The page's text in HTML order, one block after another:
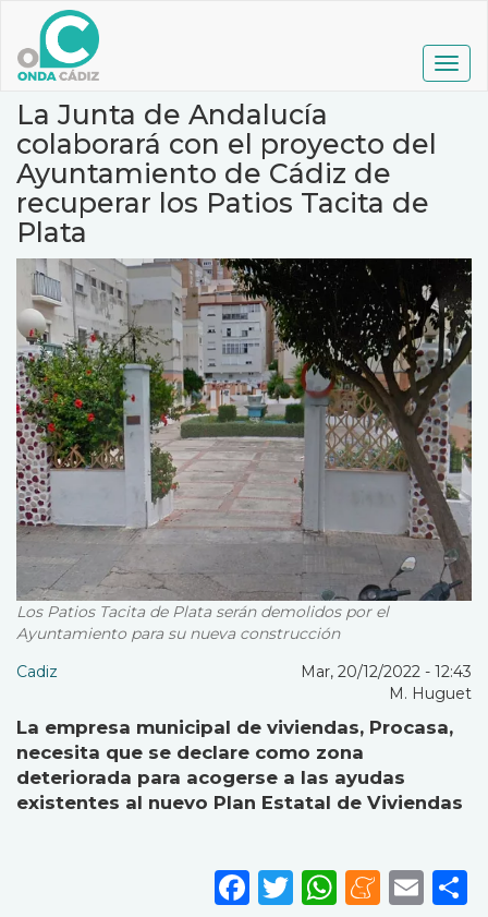
contenido
principal
La Junta de Andalucía
colaborará con el proyecto del
Ayuntamiento de Cádiz de
recuperar los Patios Tacita de
Plata
Los Patios Tacita de Plata serán demolidos por el
Ayuntamiento para su nueva construcción
Cadiz
Mar, 20/12/2022 - 12:43
M. Huguet
La empresa municipal de viviendas, Procasa,
necesita que se declare como zona
deteriorada para acogerse a las ayudas
existentes al nuevo Plan Estatal de Viviendas
Facebook
Twitter